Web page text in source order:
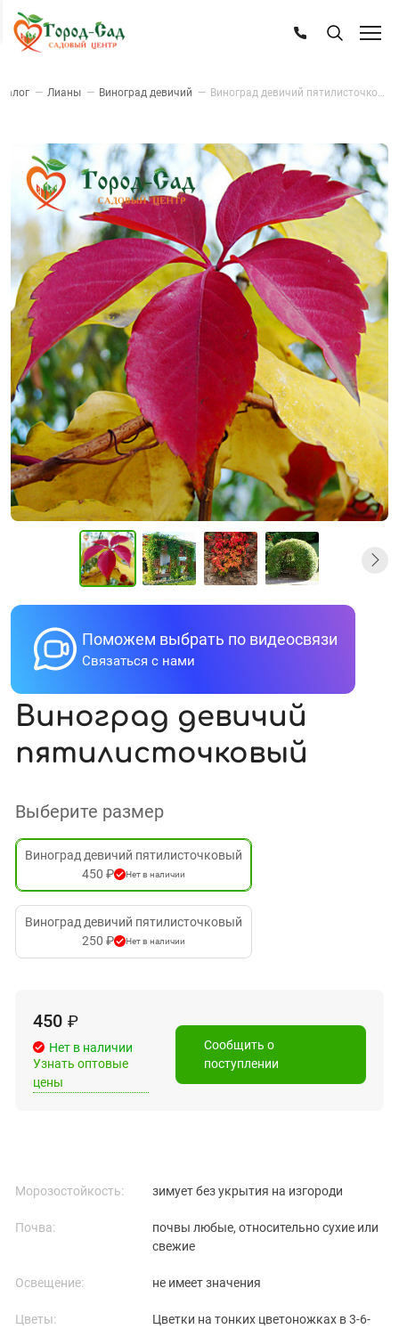
— Лианы — Виноград девичий —
Поможем выбрать по видеосвязи
Связаться с нами
Виноград девичий
пятилисточковый
Выберите размер
Виноград девичий пятилисточковый
450 ₽
Нет в наличии
Виноград девичий пятилисточковый
250 ₽
Нет в наличии
450 ₽
Нет в наличии
Узнать оптовые
цены
Сообщить о
поступлении
Морозостойкость: зимует без укрытия на изгороди
Почва:
почвы любые, относительно сухие или
свежие
Освещение: не имеет значения
Цветы:
Цветки на тонких цветоножках в 3-6-